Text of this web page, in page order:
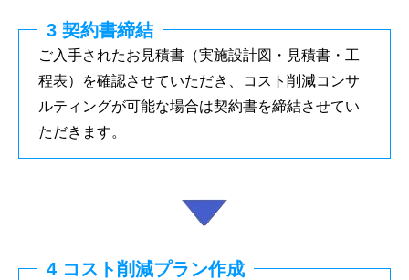
3 契約書締結
ご入手されたお見積書（実施設計図・見積書・工
程表）を確認させていただき、コスト削減コンサ
ルティングが可能な場合は契約書を締結させてい
ただきます。
4 コスト削減プラン作成